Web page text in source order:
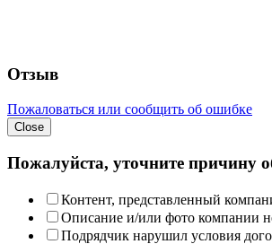
Отзыв
Пожаловаться или сообщить об ошибке
Close
Пожалуйста, уточните причину
Контент, представленный
Описание и/или фото компании
Подрядчик нарушил условия